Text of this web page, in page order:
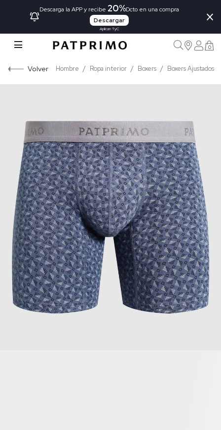
Descarga la APP y recibe 20%Dcto en una compra
Descargar
Aplican TyC
×
0
Volver Hombre Ropa interior Boxers Boxers Ajustados